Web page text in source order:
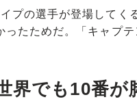
プの選手が登場してく
たためだ。「キャプ
界でも10番が